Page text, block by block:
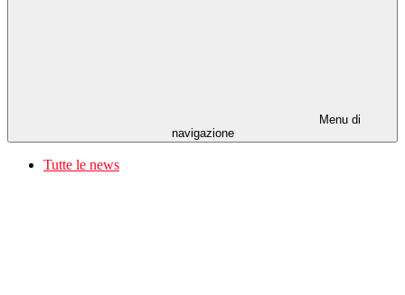
Menu di
navigazione
Tutte le news